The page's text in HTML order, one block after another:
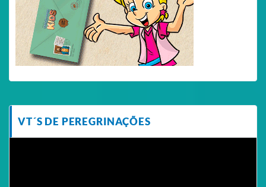
VT´S DE PEREGRINAÇÕES